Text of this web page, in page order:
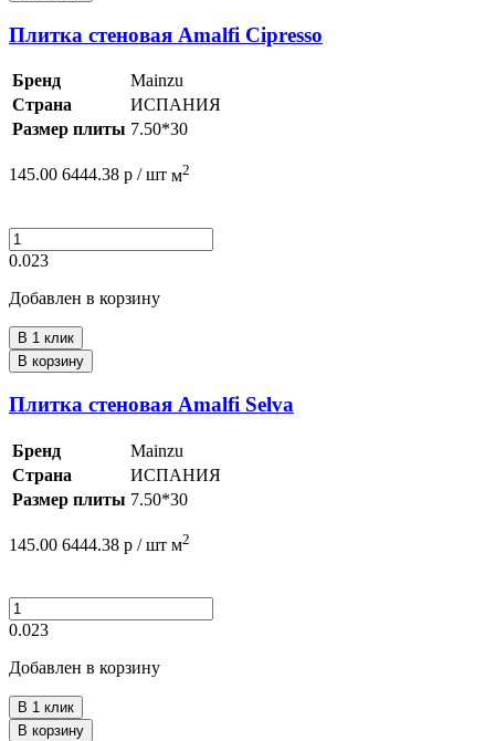
Плитка стеновая Amalfi Cipresso
Бренд
Mainzu
Страна
ИСПАНИЯ
Размер плиты 7.50*30
145.00 6444.38 р / шт м2
0.023
Добавлен в корзину
В 1 клик
В корзину
Плитка стеновая Amalfi Selva
Бренд
Mainzu
Страна
ИСПАНИЯ
Размер плиты 7.50*30
145.00 6444.38 р / шт м2
0.023
Добавлен в корзину
В 1 клик
В корзину